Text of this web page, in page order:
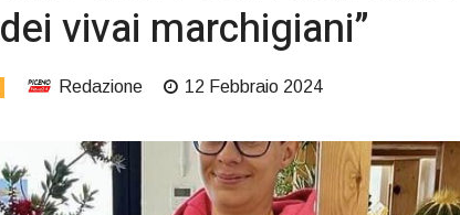
vivai marchigiani”
Redazione 12 Febbraio 2024